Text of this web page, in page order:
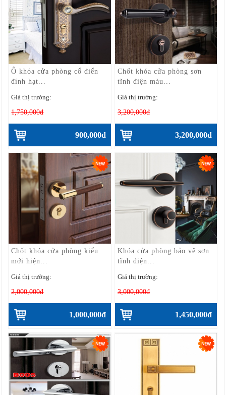
Ổ khóa cửa phòng cổ điển
đính hạt...
Giá thị trường:
1,750,000đ
900,000đ
Chốt khóa cửa phòng sơn
tĩnh điện màu...
Giá thị trường:
3,200,000đ
3,200,000đ
Chốt khóa cửa phòng kiểu
mới hiện...
Giá thị trường:
2,000,000đ
1,000,000đ
Khóa cửa phòng bảo vệ sơn
tĩnh điện...
Giá thị trường:
3,000,000đ
1,450,000đ